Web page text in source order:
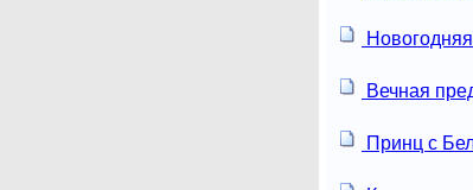
Новогодняя
Вечная
Принц с